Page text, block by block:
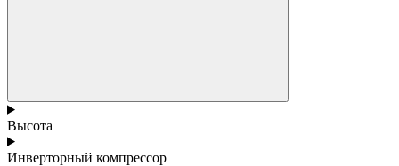
Высота
Инверторный компрессор